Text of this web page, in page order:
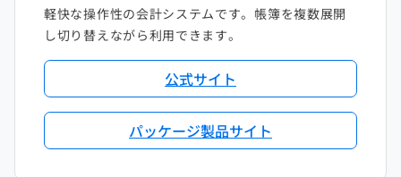
軽快な操作性の会計システムです。帳簿を複数展開
し切り替えながら利用できます。
公式サイト
パッケージ製品サイト